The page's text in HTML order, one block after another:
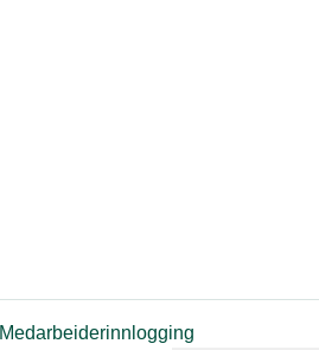
Medarbeiderinnlogging